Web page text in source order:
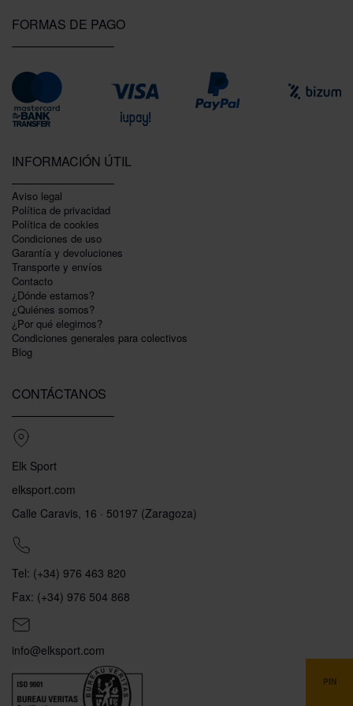
FORMAS DE PAGO
INFORMACIÓN ÚTIL
Aviso legal
Política de privacidad
Polí­tica de cookies
Condiciones de uso
Garantí­a y devoluciones
Transporte y envíos
Contacto
¿Dónde estamos?
¿Quiénes somos?
¿Por qué elegirnos?
Condiciones generales para colectivos
Blog
CONTÁCTANOS
Elk Sport
elksport.com
Calle Caravis, 16 · 50197 (Zaragoza)
Tel: (+34) 976 463 820
Fax: (+34) 976 504 868
info@elksport.com
PIN